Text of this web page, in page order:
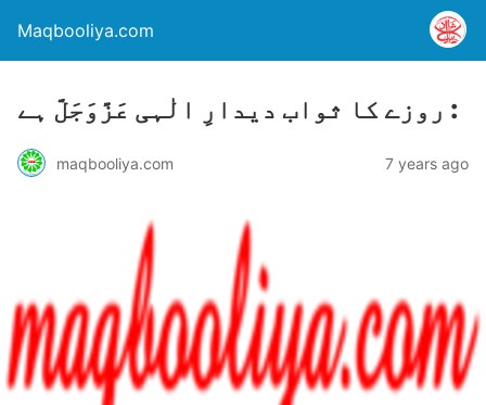
Maqbooliya.com
روزے کا ثواب دیدارِ الٰہی عَزَّوَجَلَّ ہے :
maqbooliya.com 7 years ago